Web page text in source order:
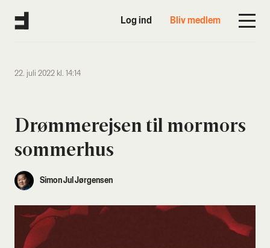
Log ind Bliv medlem
22. juli 2022 kl. 14:14
Drøm­me­rej­sen til mor­mors
som­mer­hus
Simon Jul Jørgensen